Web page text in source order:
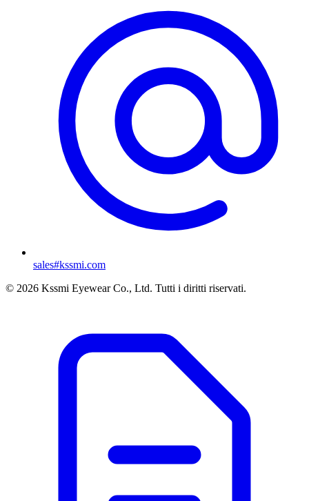
sales#kssmi.com
© 2026 Kssmi Eyewear Co., Ltd. Tutti i diritti riservati.